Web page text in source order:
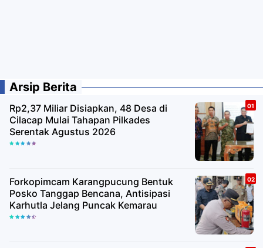
Arsip Berita
Rp2,37 Miliar Disiapkan, 48 Desa di
Cilacap Mulai Tahapan Pilkades
Serentak Agustus 2026
Forkopimcam Karangpucung Bentuk
Posko Tanggap Bencana, Antisipasi
Karhutla Jelang Puncak Kemarau